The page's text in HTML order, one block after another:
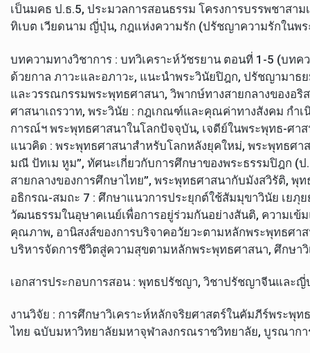
เป็นมคธ ป.ธ.5, ประมวลการสอนธรรม โครงการบรรพชาส
ทิเบต เวียดนาม ญี่ปุ่น, กฎแห่งความรัก (ปรัชญาความรักในพ
บทความทางวิชาการ : บทวิเคราะห์วัชรยาน ตอนที่ 1-5 (บท
ด้วยกาล ภาวะและอภาวะ, แนะนำพระวินัยปิฎก, ปรัชญามาธ
และวรรณกรรมพระพุทธศาสนา, วิพากษ์ทางสายกลางของอ
ศาสนาเถรวาท, พระวินัย : กฎเกณฑ์และคุณค่าทางสังคม กำ
การณ์ฯ พระพุทธศาสนาในโลกปัจจุบัน, เจดีย์ในพระพุทธ-ศา
แนวคิด : พระพุทธศาสนาสำหรับโลกหลังยุคใหม่, พระพุทธศา
มณี ปัทเม หูม”, ทัศนะเกี่ยวกับการศึกษาของพระธรรมปิฎก (ป
สายกลางของการศึกษาไทย”, พระพุทธศาสนากับมังสวิรัติ,
อธิกรณ-สมถะ 7 : ศึกษาแนวการประยุกต์ใช้สัมมุขาวินัย เยภุ
วัฒนธรรมในอุษาคเนย์เพื่อการอยู่ร่วมกันอย่างสันติ, ความเ
คุณภาพ, อานิสงส์ของการบริจาคอวัยวะตามหลักพระพุทธศา
บริหารจัดการชีวิตสู่ความสุขตามหลักพระพุทธศาสนา, ศึกษา
เอกสารประกอบการสอน : พุทธปรัชญา, วิชาปรัชญาจีนและญี่
งานวิจัย : การศึกษาวิเคราะห์หลักจริยศาสตร์ในคัมภีร์พระพุ
ไทย ฉบับมหาวิทยาลัยมหาจุฬาลงกรณราชวิทยาลัย, บูรณากา